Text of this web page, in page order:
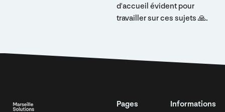
d'accueil évident pour
travailler sur ces sujets 🙏.
Pages Informations